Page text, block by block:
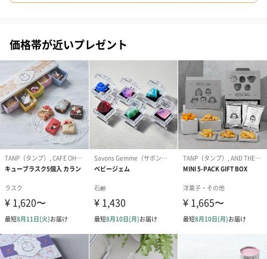
シーズンブーケ（ひま
わり）（1,880円）
ブーケ（ホワイトグリ
ーン）（1,650円）
ブーケ（ピン
（1,650円）
ドライフラワー・プリザーブドフラワー
自然のお花で作ったドライフラワー・プリザーブドフラワーを同
梱します。
い。パッケージに入れてお届けします。
価格帯が近いプレゼント